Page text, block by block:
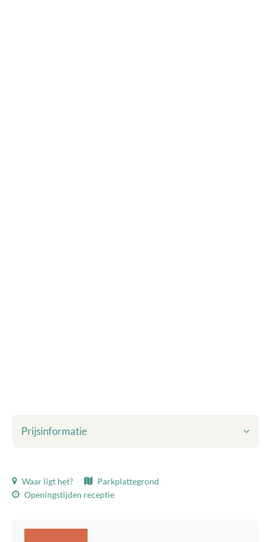
Prijsinformatie
Getoonde prijzen zijn inclusief:
Toeristenbelasting
Bedlinnen
WiFi
Waar ligt het?
Parkplattegrond
Openingstijden receptie